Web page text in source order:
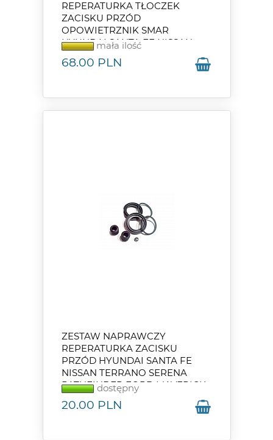
REPERATURKA TŁOCZEK
ZACISKU PRZÓD
OPOWIETRZNIK SMAR
HYUNDAI SANTA FE NISSAN
PATHFINDER FORD MAVERICK
mała ilość
68.00 PLN
ZESTAW NAPRAWCZY
REPERATURKA ZACISKU
PRZÓD HYUNDAI SANTA FE
NISSAN TERRANO SERENA
PATHFINDER FORD MAVERICK
dostępny
20.00 PLN